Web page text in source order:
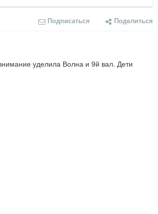
Подписаться Поделиться
уделила Волна и 9й вал. Дети